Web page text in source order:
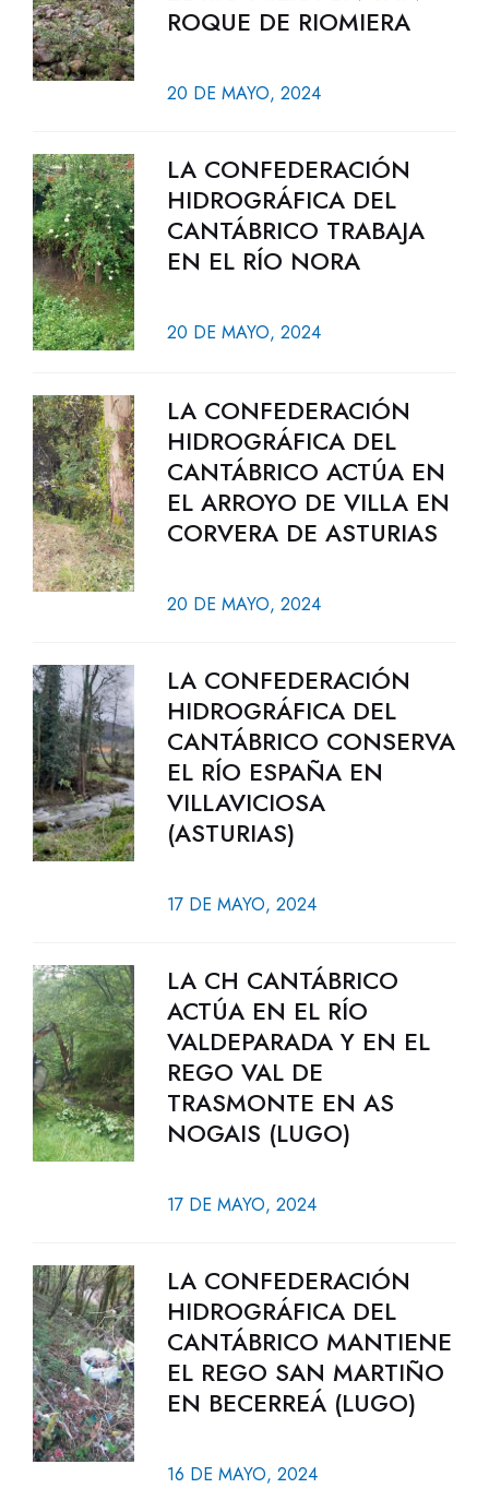
ROQUE DE RIOMIERA
20 DE MAYO, 2024
LA CONFEDERACIÓN
HIDROGRÁFICA DEL
CANTÁBRICO TRABAJA
EN EL RÍO NORA
20 DE MAYO, 2024
LA CONFEDERACIÓN
HIDROGRÁFICA DEL
CANTÁBRICO ACTÚA EN
EL ARROYO DE VILLA EN
CORVERA DE ASTURIAS
20 DE MAYO, 2024
LA CONFEDERACIÓN
HIDROGRÁFICA DEL
CANTÁBRICO CONSERVA
EL RÍO ESPAÑA EN
VILLAVICIOSA
(ASTURIAS)
17 DE MAYO, 2024
LA CH CANTÁBRICO
ACTÚA EN EL RÍO
VALDEPARADA Y EN EL
REGO VAL DE
TRASMONTE EN AS
NOGAIS (LUGO)
17 DE MAYO, 2024
LA CONFEDERACIÓN
HIDROGRÁFICA DEL
CANTÁBRICO MANTIENE
EL REGO SAN MARTIÑO
EN BECERREÁ (LUGO)
16 DE MAYO, 2024